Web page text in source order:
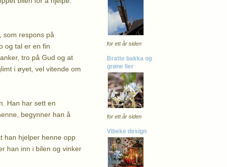
som respons på
og tal er en fin
tro på Gud og at
i øyet, vel vitende om
Han har sett en
begynner han å
han hjelper henne opp
han inn i bilen og vinker
for ett år siden
Bratte bakka og
grøne lier
for ett år siden
Vibeke design